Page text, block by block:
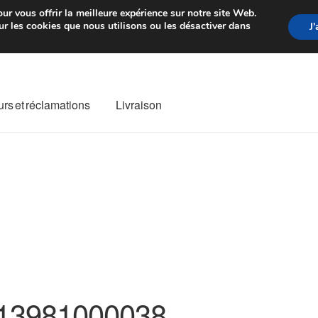
de 7 EUR Du lundi au
et réclamations Livraison
vous offrir la meilleure expérience sur notre site Web.
les cookies que nous utilisons ou les désactiver dans